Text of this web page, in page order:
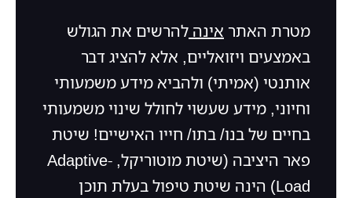
מטרת האתר אינה להרשים את הגולש
באמצעים ויזואליים, אלא להציג דבר
אותנטי (אמיתי) ולהביא מידע משמעותי
וחיוני, מידע שעשוי לחולל שינוי משמעותי
בחיים של בנו/ בתו/ חייו האישיים! שיטת
פאר היציבה (שיטת מוטוריקל, Adaptive-
Load) הינה שיטת טיפול בעלת תוכן